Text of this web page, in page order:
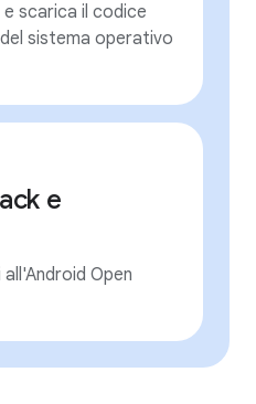
scarica il codice
sistema operativo
e
Open